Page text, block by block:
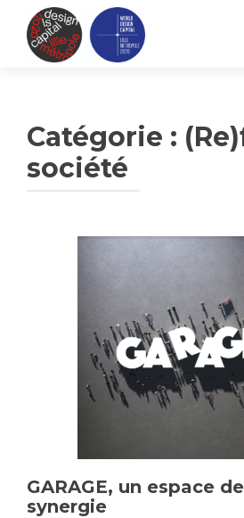
Catégorie :
société
GARAGE, un espace
synergie
Navigation
articles